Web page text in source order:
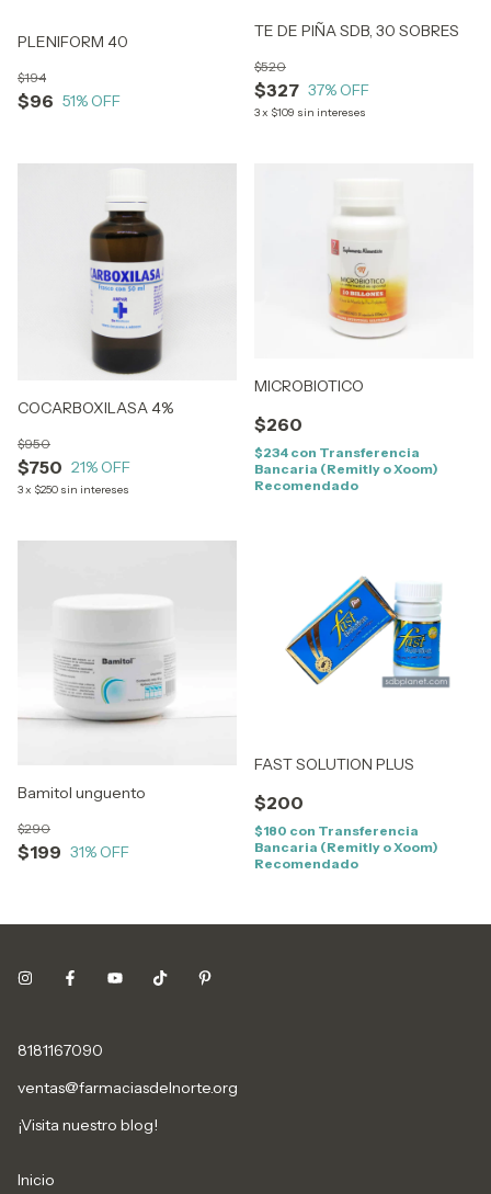
PLENIFORM 40
$96
$194
51% OFF
TE DE PIÑA SDB, 30 SOBRES
$327
$520
37% OFF
3x $109 sin intereses
COCARBOXILASA 4%
$750
$950
21% OFF
3x $250 sin intereses
MICROBIOTICO
$260
$234 con Transferencia
Bancaria (Remitly o Xoom)
Recomendado
Bamitol unguento
$199
$290
31% OFF
FAST SOLUTION PLUS
$200
$180 con Transferencia
Bancaria (Remitly o Xoom)
Recomendado
8181167090
ventas@farmaciasdelnorte.org
¡Visita nuestro blog!
Inicio